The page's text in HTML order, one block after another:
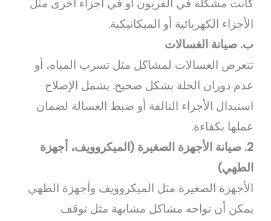
كانت مشكلة في الفريون أو في أجزاء أخرى مثل
الأجزاء الكهربائية أو الميكانيكية.
ب. صيانة الغسالات
تتعرض الغسالات لمشاكل مثل تسرب المياه، أو
عدم دوران الحلة بشكل صحيح. يشمل الإصلاح
استبدال الأجزاء التالفة أو ضبط الغسالة لضمان
عملها بكفاءة.
2. صيانة الأجهزة الصغيرة (الميكروويف، أجهزة
الطهي)
الأجهزة الصغيرة مثل الميكروويف وأجهزة الطهي
يمكن أن تواجه مشاكل مشابهة مثل توقف